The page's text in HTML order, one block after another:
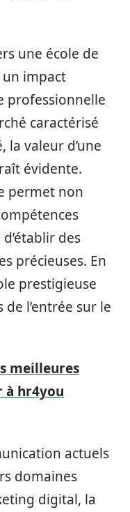
une école de
impact
professionnelle
caractérisé
valeur d’une
évidente.
permet non
des
précieuses. En
prestigieuse
l’entrée sur le
meilleures
à hr4you
actuels
domaines
digital, la